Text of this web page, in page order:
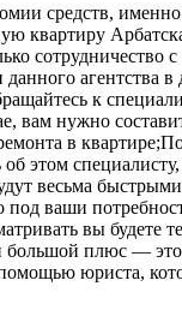
средств,
квартиру
агентства
к
нужно
в
этом
весьма
ваши
вы будете
плюс —
юриста,